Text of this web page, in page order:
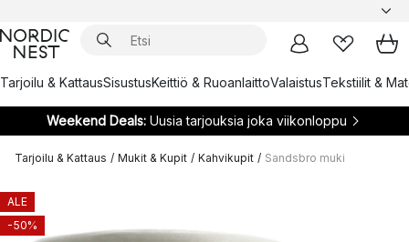
Tarjoilu & KattausSisustusKeittiö & RuoanlaittoValaistusTekstiilit &
Weekend Deals:Uusia tarjouksia joka viikonloppu
Tarjoilu & Kattaus / Mukit & Kupit / Kahvikupit / Sandsbro muki
ALE
-50%